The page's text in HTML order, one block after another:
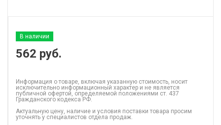
В наличии
562 руб.
Информация о товаре, включая указанную стоимость, носит
исключительно информационный характер и не является
публичной офертой, определяемой положениями ст. 437
Гражданского кодекса РФ.
Актуальную цену, наличие и условия поставки товара просим
уточнять у специалистов отдела продаж.